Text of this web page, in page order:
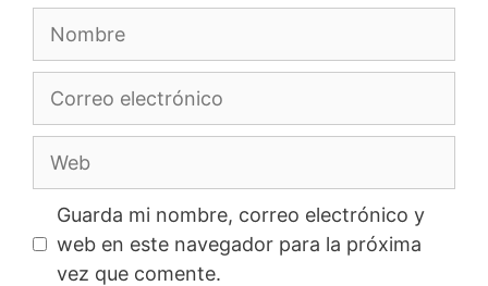
Correo
electrónico
Guarda mi nombre, correo electrónico y
web en este navegador para la próxima
vez que comente.